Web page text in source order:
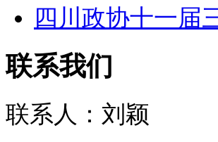
四川政协十一届
联系我们
联系人：刘颖